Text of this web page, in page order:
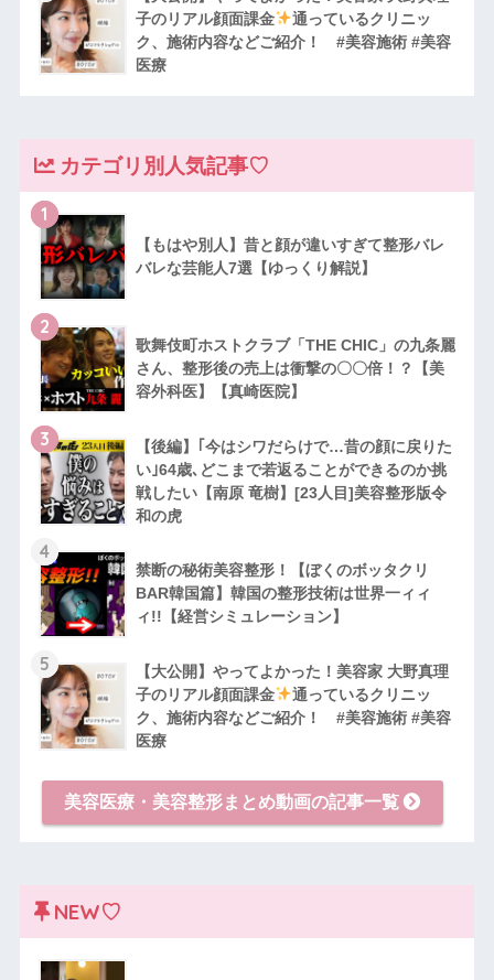
子のリアル顔面課金
通っているクリニッ
ク、施術内容などご紹介！ #美容施術 #美容
医療
カテゴリ別人気記事♡
1
【もはや別人】昔と顔が違いすぎて整形バレ
バレな芸能人7選【ゆっくり解説】
2
歌舞伎町ホストクラブ「THE CHIC」の九条麗
さん、整形後の売上は衝撃の〇〇倍！？【美
容外科医】【真崎医院】
3
【後編】｢今はシワだらけで…昔の顔に戻りた
い｣64歳､どこまで若返ることができるのか挑
戦したい【南原 竜樹】[23人目]美容整形版令
和の虎
4
禁断の秘術美容整形！【ぼくのボッタクリ
BAR韓国篇】韓国の整形技術は世界一ィィ
ィ!!【経営シミュレーション】
5
【大公開】やってよかった！美容家 大野真理
子のリアル顔面課金
通っているクリニッ
ク、施術内容などご紹介！ #美容施術 #美容
医療
美容医療・美容整形まとめ動画の記事一覧
NEW♡